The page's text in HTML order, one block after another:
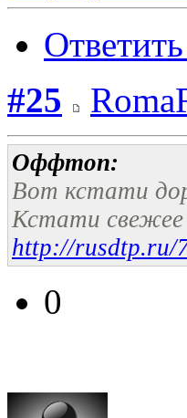
#25
Оффтоп:
Вот кстати
Кстати
http://rusdtp.ru/
0